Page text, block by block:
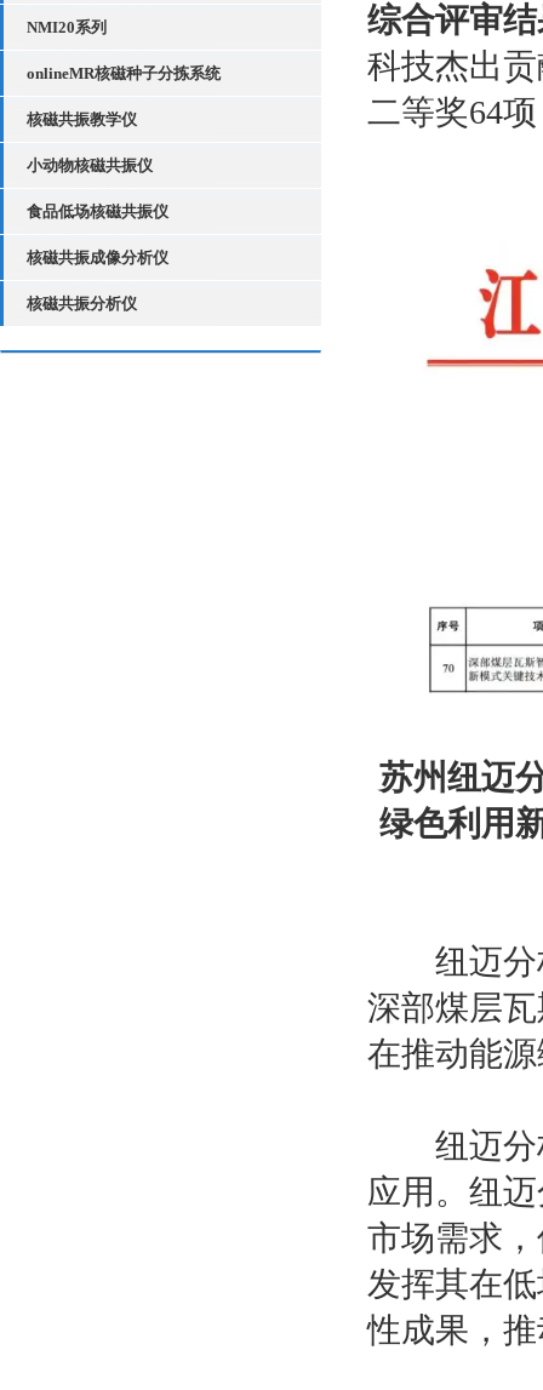
NMI20系列
onlineMR核磁种子分拣系统
核磁共振教学仪
小动物核磁共振仪
食品低场核磁共振仪
核磁共振成像分析仪
核磁共振分析仪
综合评审
科技杰出
二等奖64
苏州纽迈
绿色利用
纽迈分析
深部煤层
在推动能
纽迈分析
应用。纽
市场需求
发挥其在
性成果，